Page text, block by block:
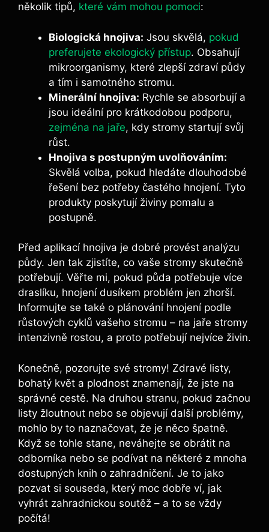
několik ‌tipů,⁤ které vám mohou pomoci:
Biologická hnojiva: Jsou skvělá,⁣ pokud
preferujete ekologický přístup. Obsahují
mikroorganismy, ‌které zlepší ‌zdraví půdy
a​ tím i samotného ‌stromu.
Minerální ⁣hnojiva: Rychle se absorbují‌ a
jsou ideální pro krátkodobou​ podporu,
zejména na jaře, ⁣kdy stromy startují svůj
růst.
Hnojiva s postupným⁣ uvolňováním:
Skvělá volba, pokud hledáte ​dlouhodobé
řešení bez potřeby častého hnojení. Tyto ​
produkty poskytují živiny pomalu​ a
postupně.
Před aplikací hnojiva je dobré provést analýzu‌
půdy. Jen tak zjistíte, co‌ vaše stromy skutečně
potřebují. Věřte mi, ⁤pokud půda potřebuje více
draslíku,⁤ hnojení dusíkem ​problém jen zhorší.
Informujte ​se⁢ také o plánování hnojení podle
‌růstových cyklů vašeho stromu – na jaře⁤ stromy
intenzivně rostou, a proto potřebují nejvíce živin.
Konečně, pozorujte své stromy! Zdravé ‍listy,
bohatý květ ⁤a plodnost znamenají, ⁤že jste na
správné ⁣cestě. Na druhou stranu, pokud začnou
listy žloutnout nebo se​ objevují ⁣další problémy,
mohlo by to naznačovat, že je něco​ špatně.
Když ‍se tohle ​stane, neváhejte se ​obrátit na
odborníka nebo se podívat na některé z mnoha
dostupných knih ‍o zahradničení. ‍Je to jako
pozvat si souseda,​ který moc dobře ví, jak⁣
vyhrát zahradnickou soutěž – a to ‌se vždy
počítá!